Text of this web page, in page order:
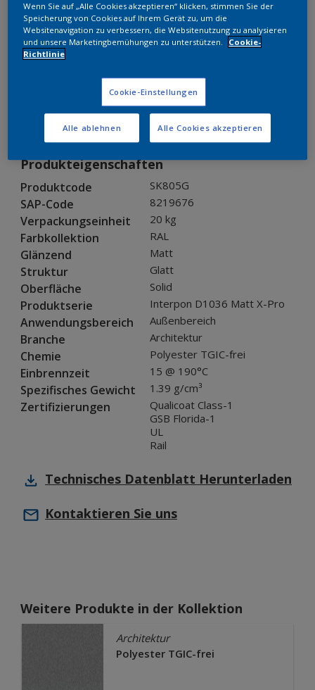
RAL 6005 HR
SK805G
Muster bestellen
Bestellen Sie direkt im Webshop
Produkteigenschaften
Produktcode SK805G
SAP-Code 8219676
Verpackungseinheit 20 kg
Farbkollektion RAL
Glänzend Matt
Struktur Glatt
Oberfläche Solid
Produktserie Interpon D1036 Matt X-Pro
Anwendungsbereich Außenbereich
Branche Architektur
Chemie Polyester TGIC-frei
Einbrennzeit 15 @ 190°C
Spezifisches Gewicht 1.39 g/cm³
Zertifizierungen
Qualicoat Class-1
GSB Florida-1
UL
Rail
Technisches Datenblatt Herunterladen
Kontaktieren Sie uns
Weitere Produkte in der Kollektion
Architektur
Polyester TGIC-frei
Wenn Sie auf „Alle Cookies akzeptieren“ klicken, stimmen Sie der
Speicherung von Cookies auf Ihrem Gerät zu, um die
Websitenavigation zu verbessern, die Websitenutzung zu analysieren
und unsere Marketingbemühungen zu unterstützen.
Cookie-
Richtlinie
Cookie-Einstellungen
Alle ablehnen Alle Cookies akzeptieren